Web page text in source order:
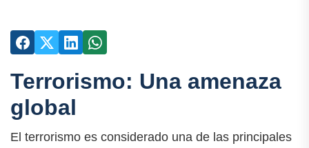
Terrorismo: Una amenaza
global
El terrorismo es considerado una de las principales